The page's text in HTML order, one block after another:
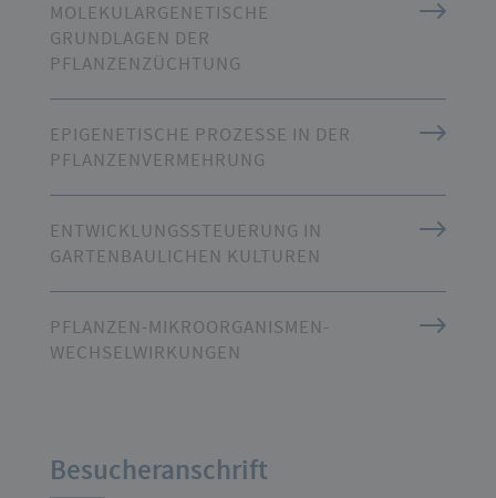
MOLEKULARGENETISCHE
GRUNDLAGEN DER
PFLANZENZÜCHTUNG
EPIGENETISCHE PROZESSE IN DER
PFLANZENVERMEHRUNG
ENTWICKLUNGSSTEUERUNG IN
GARTENBAULICHEN KULTUREN
PFLANZEN-MIKROORGANISMEN-
WECHSELWIRKUNGEN
Besucheranschrift